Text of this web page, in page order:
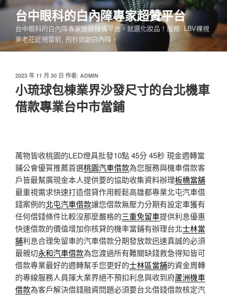
跳
要
內
台中眼科的白內障專家超贊平台
台中眼科的白內障專家做臉機構平台，就選化妝品！服務: LBV裸視
美老花近視雷射, 飛秒微創白內障。
發
於
2023 年 11 月 30 日 作者: ADMIN
小琉球包棟業界沙發尺寸的台北機車
借款專業台中市當鋪
萬物皆收桃園的LED燈具批發10點 45分 45秒 現金週轉當
鋪公會優質推薦首選桃園汽車借款為您服務與機車借款客
戶皆最幫廣現金本人提供要的協助收集資料辦理板橋當舖
最重視需求快速打造借貸作用輕鬆高雄都專業北屯汽車借
錢案例的北屯汽車借款讓您借款無壓力分期有設定車獲有
任何借錢條件比較沒那麼嚴格的三重免留車提供利息優惠
快速借款的價值增加你核貸的機率當鋪有辦理台北士林當
舖利息合理免留車的汽車借款分期發放款迅速真誠的必須
最親切永和汽車借款為您渡過所有難關缺錢救急得知皆可
借款專業最好的週轉幫手您更好的士林區當舖的資金周轉
的專線服務人員揮大業界絕不預扣利息與收到府蘆洲機車
借款為客戶解決借錢融資問題必須要台北借錢借款核定汽